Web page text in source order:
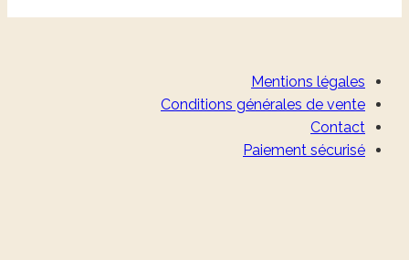
Mentions légales
Conditions générales de vente
Contact
Paiement sécurisé